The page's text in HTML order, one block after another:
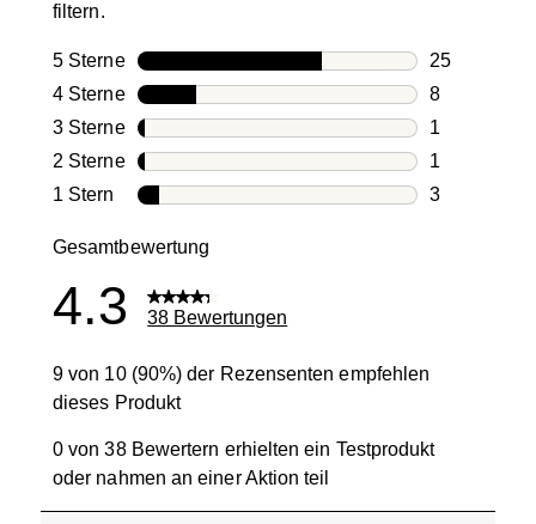
filtern.
5 SterneSterne
25
25
4 SterneSterne
8
8
3 SterneSterne
1
1
2 SterneSterne
1
1
1 Stern Sterne
3
Gesamtbewertung
4.3 38 Bewertungen
9 von 10 (90%) der Rezensenten empfehlen
dieses Produkt
0 von 38 Bewertern erhielten ein Testprodukt
oder nahmen an einer Aktion teil